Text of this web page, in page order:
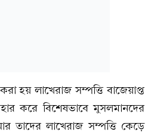
হয় লাখেরাজ সম্পত্তি বাজেয়াপ্ত
করে বিশেষভাবে মুসলমানদের
তাদের লাখেরাজ সম্পত্তি কেড়ে